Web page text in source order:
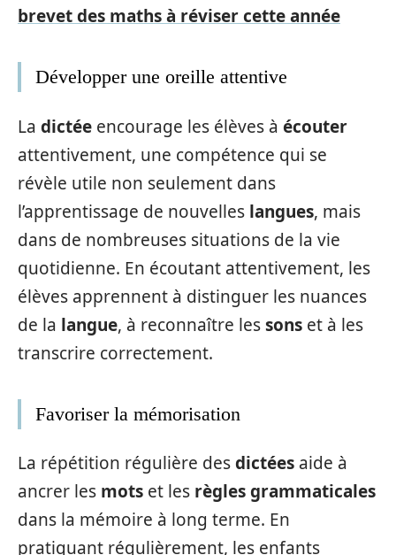
brevet des maths à réviser cette année
Développer une oreille attentive
La dictée encourage les élèves à écouter
attentivement, une compétence qui se
révèle utile non seulement dans
l’apprentissage de nouvelles langues, mais
dans de nombreuses situations de la vie
quotidienne. En écoutant attentivement, les
élèves apprennent à distinguer les nuances
de la langue, à reconnaître lessons et à les
transcrire correctement.
Favoriser la mémorisation
La répétition régulière desdictées aide à
ancrer les mots et les règles grammaticales
dans la mémoire à long terme. En
pratiquant régulièrement, les enfants